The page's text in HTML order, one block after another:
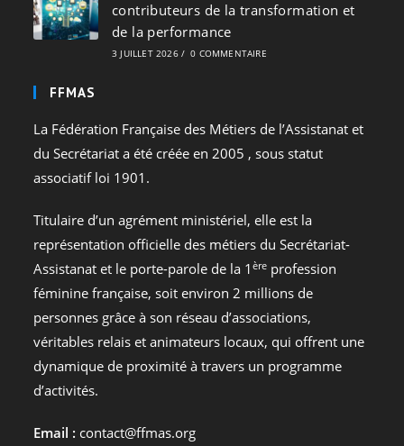
contributeurs de la transformation et
de la performance
3 JUILLET 2026 / 0 COMMENTAIRE
FFMAS
La Fédération Française des Métiers de l’Assistanat et
du Secrétariat a été créée en 2005 , sous statut
associatif loi 1901.
Titulaire d’un agrément ministériel, elle est la
représentation officielle des métiers du Secrétariat-
Assistanat et le porte-parole de la 1ère profession
féminine française, soit environ 2 millions de
personnes grâce à son réseau d’associations,
véritables relais et animateurs locaux, qui offrent une
dynamique de proximité à travers un programme
d’activités.
Email : contact@ffmas.org